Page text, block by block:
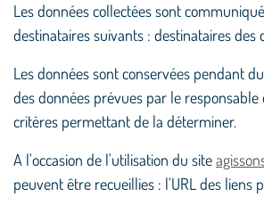
Les données collectées sont
destinataires suivants : destinataires des
Les données sont conservées pendant
des données prévues par le
critères permettant de la déterminer.
A l'occasion de l'utilisation du site
peuvent être recueillies : l'URL des liens